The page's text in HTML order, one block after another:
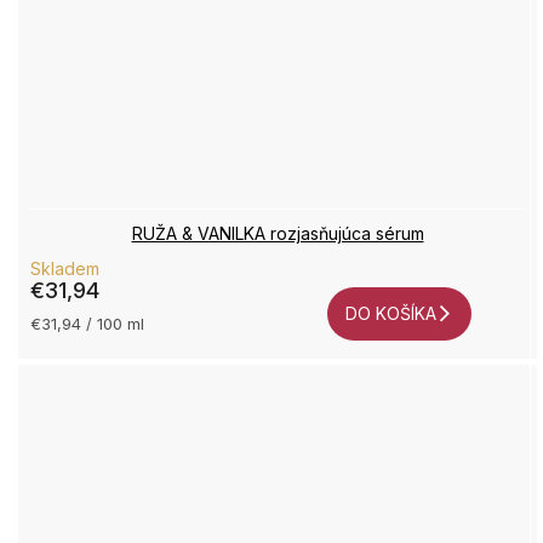
RUŽA & VANILKA rozjasňujúca sérum
Skladem
€31,94
Jednotková
€31,94 / 100 ml
DO KOŠÍKA